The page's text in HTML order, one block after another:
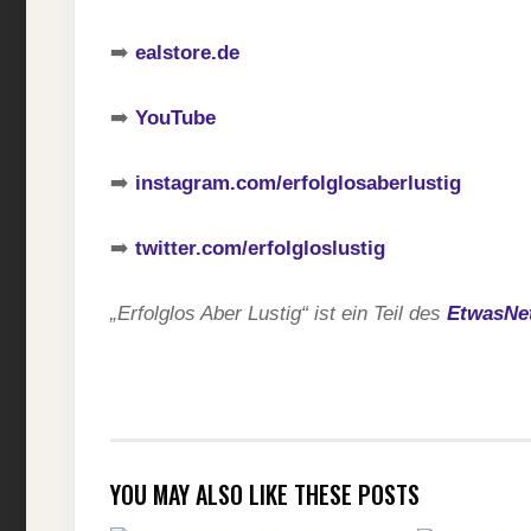
➡️ ealstore.de
➡️ YouTube
➡️ instagram.com/erfolglosaberlustig
➡️ twitter.com/erfolgloslustig
„Erfolglos Aber Lustig“ ist ein Teil des
YOU MAY ALSO LIKE THESE POSTS